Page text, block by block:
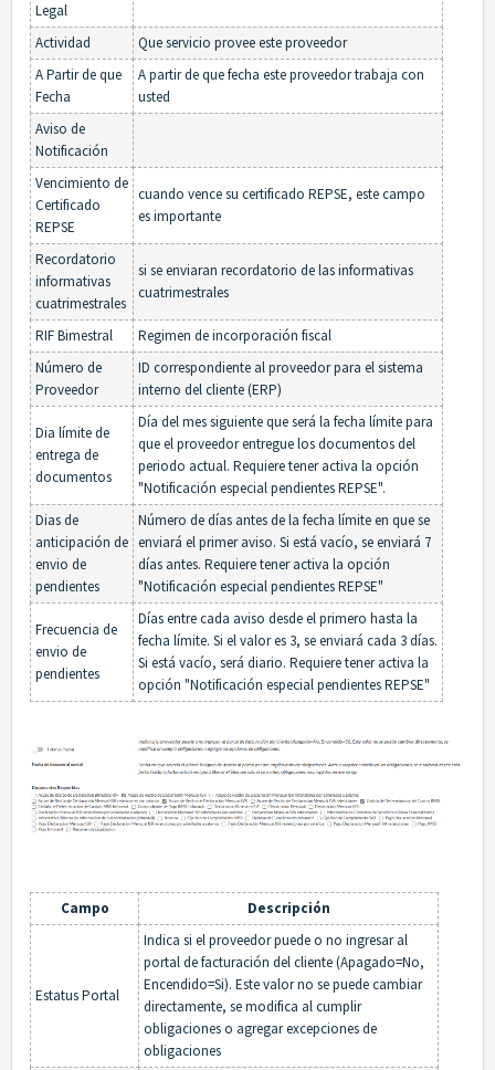
Legal
Actividad
Que servicio provee este proveedor
A Partir de que
Fecha
A partir de que fecha este proveedor trabaja con
usted
Aviso de
Notificación
Vencimiento de
Certificado
REPSE
cuando vence su certificado REPSE, este campo
es importante
Recordatorio
informativas
cuatrimestrales
si se enviaran recordatorio de las informativas
cuatrimestrales
RIF Bimestral
Regimen de incorporación fiscal
Número de
Proveedor
ID correspondiente al proveedor para el sistema
interno del cliente (ERP)
Dia límite de
entrega de
documentos
Día del mes siguiente que será la fecha límite para
que el proveedor entregue los documentos del
periodo actual. Requiere tener activa la opción
"Notificación especial pendientes REPSE".
Dias de
anticipación de
envio de
pendientes
Número de días antes de la fecha límite en que se
enviará el primer aviso. Si está vacío, se enviará 7
días antes. Requiere tener activa la opción
"Notificación especial pendientes REPSE"
Frecuencia de
envio de
pendientes
Días entre cada aviso desde el primero hasta la
fecha límite. Si el valor es 3, se enviará cada 3 días.
Si está vacío, será diario. Requiere tener activa la
opción "Notificación especial pendientes REPSE"
Campo Descripción
Estatus Portal
Indica si el proveedor puede o no ingresar al
portal de facturación del cliente (Apagado=No,
Encendido=Si). Este valor no se puede cambiar
directamente, se modifica al cumplir
obligaciones o agregar excepciones de
obligaciones